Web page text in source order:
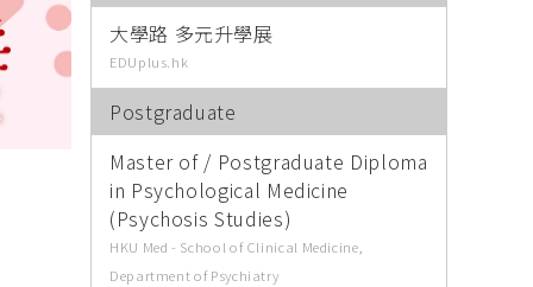
大學路 多元升學展
EDUplus.hk
Postgraduate
Master of / Postgraduate Diploma
in Psychological Medicine
(Psychosis Studies)
HKU Med - School of Clinical Medicine,
Department of Psychiatry